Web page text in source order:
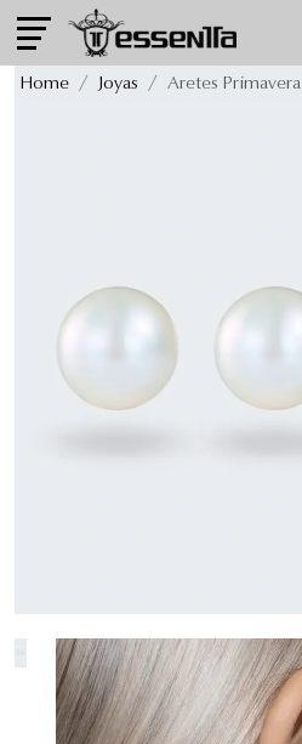
Aretes Primavera
Home Joyas Aretes Primavera